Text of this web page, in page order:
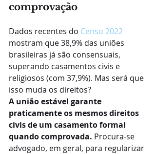
comprovação
Dados recentes do Censo 2022
mostram que 38,9% das uniões
brasileiras já são consensuais,
superando casamentos civis e
religiosos (com 37,9%). Mas será que
isso muda os direitos?
A união estável garante
praticamente os mesmos direitos
civis de um casamento formal
quando comprovada. Procura-se
advogado, em geral, para regularizar